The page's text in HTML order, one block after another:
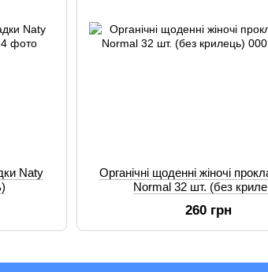
Naty
Органічні щоденні жіночі
Normal 32 шт. (без
260 грн